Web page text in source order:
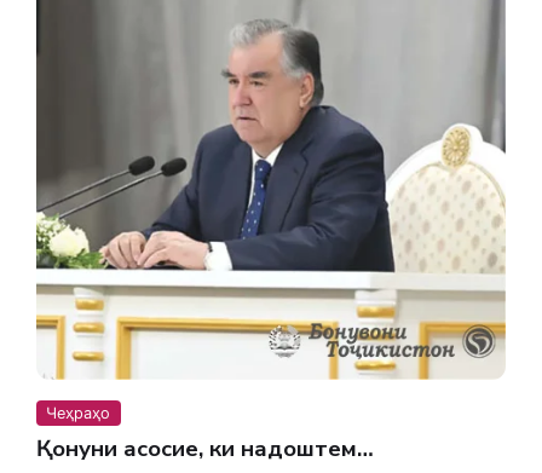
Чеҳраҳо
Қонуни асосие, ки надоштем…